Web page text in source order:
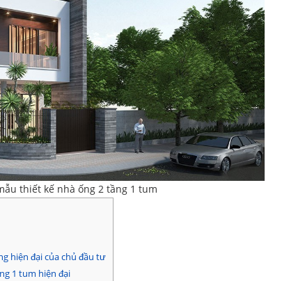
thiết kế nhà ống 2 tầng 1 tum
hiện đại của chủ đầu tư
1 tum hiện đại